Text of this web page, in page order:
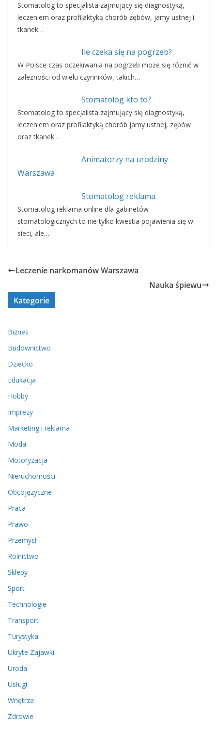
Stomatolog to specjalista zajmujący się diagnostyką,
leczeniem oraz profilaktyką chorób zębów, jamy ustnej i
tkanek…
Ile czeka się na pogrzeb?
W Polsce czas oczekiwania na pogrzeb może się różnić w
zależności od wielu czynników, takich…
Stomatolog kto to?
Stomatolog to specjalista zajmujący się diagnostyką,
leczeniem oraz profilaktyką chorób jamy ustnej, zębów
oraz tkanek…
Animatorzy na urodziny
Warszawa
Stomatolog reklama
Stomatolog reklama online dla gabinetów
stomatologicznych to nie tylko kwestia pojawienia się w
sieci, ale…
Leczenie narkomanów Warszawa
Nauka śpiewu
Kategorie
Biznes
Budownictwo
Dziecko
Edukacja
Hobby
Imprezy
Marketing i reklama
Moda
Motoryzacja
Nieruchomości
Obcojęzyczne
Praca
Prawo
Przemysł
Rolnictwo
Sklepy
Sport
Technologie
Transport
Turystyka
Ukryte Zajawki
Uroda
Usługi
Wnętrza
Zdrowie